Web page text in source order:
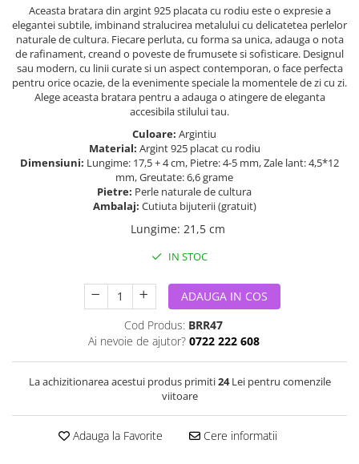
Aceasta bratara din argint 925 placata cu rodiu este o expresie a
elegantei subtile, imbinand stralucirea metalului cu delicatetea perlelor
naturale de cultura. Fiecare perluta, cu forma sa unica, adauga o nota
de rafinament, creand o poveste de frumusete si sofisticare. Designul
sau modern, cu linii curate si un aspect contemporan, o face perfecta
pentru orice ocazie, de la evenimente speciale la momentele de zi cu zi.
Alege aceasta bratara pentru a adauga o atingere de eleganta
accesibila stilului tau.
Culoare: Argintiu
Material: Argint 925 placat cu rodiu
Dimensiuni: Lungime: 17,5 + 4 cm, Pietre: 4-5 mm, Zale lant: 4,5*12
mm, Greutate: 6,6 grame
Pietre: Perle naturale de cultura
Ambalaj: Cutiuta bijuterii (gratuit)
Lungime: 21,5 cm
IN STOC
ADAUGA IN COS
Cod Produs: BRR47
Ai nevoie de ajutor? 0722 222 608
La achizitionarea acestui produs primiti24Lei pentru comenzile
viitoare
Adauga la Favorite Cere informatii